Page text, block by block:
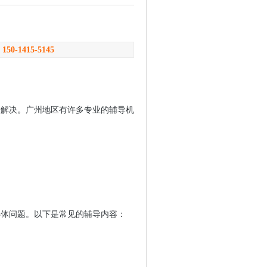
150-1415-5145
决。广州地区有许多专业的辅导机
问题。以下是常见的辅导内容：